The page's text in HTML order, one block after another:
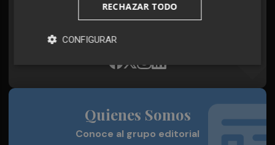
Síguenos en redes
Plaza Podcast, desde cualquier medio
Quienes Somos
Conoce al grupo editorial
RECHAZAR TODO
CONFIGURAR